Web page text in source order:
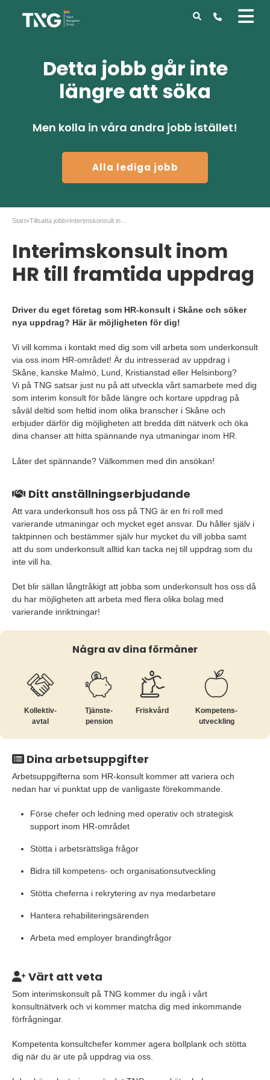
Detta jobb går inte
längre att söka
Men kolla in våra andra jobb istället!
Alla lediga jobb
Start»Tillsatta jobb»
Interimskonsult inom
HR till framtida uppdrag
Driver du eget företag som HR-konsult i Skåne och söker
nya uppdrag? Här är möjligheten för dig!
Vi vill komma i kontakt med dig som vill arbeta som underkonsult
via oss inom HR-området! Är du intresserad av uppdrag i
Skåne, kanske Malmö, Lund, Kristianstad eller Helsinborg?
Vi på TNG satsar just nu på att utveckla vårt samarbete med dig
som interim konsult för både längre och kortare uppdrag på
såväl deltid som heltid inom olika branscher i Skåne och
erbjuder därför dig möjligheten att bredda ditt nätverk och öka
dina chanser att hitta spännande nya utmaningar inom HR.
Låter det spännande? Välkommen med din ansökan!
Ditt anställningserbjudande
Att vara underkonsult hos oss på TNG är en fri roll med
varierande utmaningar och mycket eget ansvar. Du håller själv i
taktpinnen och bestämmer själv hur mycket du vill jobba samt
att du som underkonsult alltid kan tacka nej till uppdrag som du
inte vill ha.
Det blir sällan långtråkigt att jobba som underkonsult hos oss då
du har möjligheten att arbeta med flera olika bolag med
varierande inriktningar!
Några av dina förmåner
Kollektiv­
avtal
Tjänste­
pension
Friskvård
Kompetens­
utveckling
Dina arbetsuppgifter
Arbetsuppgifterna som HR-konsult kommer att variera och
nedan har vi punktat upp de vanligaste förekommande.
Förse chefer och ledning med operativ och strategisk
support inom HR-området
Stötta i arbetsrättsliga frågor
Bidra till kompetens- och organisationsutveckling
Stötta cheferna i rekrytering av nya medarbetare
Hantera rehabiliteringsärenden
Arbeta med employer brandingfrågor
Värt att veta
Som interimskonsult på TNG kommer du ingå i vårt
konsultnätverk och vi kommer matcha dig med inkommande
förfrågningar.
Kompetenta konsultchefer kommer agera bollplank och stötta
dig när du är ute på uppdrag via oss.